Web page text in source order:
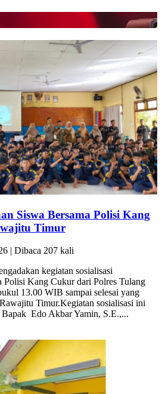
Siswa Bersama Polisi Kang
Timur
| Dibaca 207 kali
kegiatan sosialisasi
Polisi Kang Cukur dari Polres Tulang
13.00 WIB sampai selesai yang
Timur.Kegiatan sosialisasi ini
Bapak Edo Akbar Yamin, S.E.,...